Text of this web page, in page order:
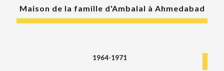
Maison de la famille d'Ambalal à Ahmedabad
1964-1971